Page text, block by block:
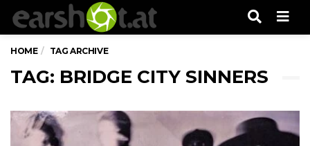
HOME TAG ARCHIVE
TAG: BRIDGE CITY SINNERS